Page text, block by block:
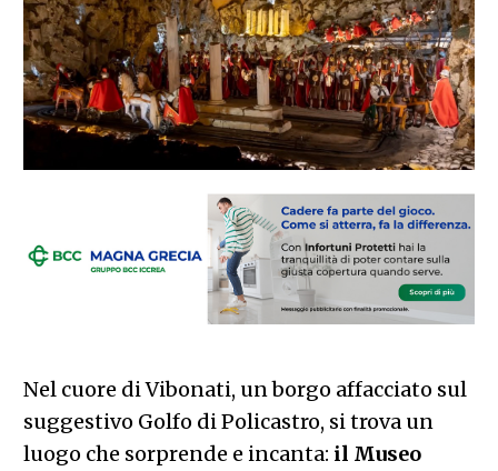
Nel cuore di Vibonati, un borgo affacciato sul
suggestivo Golfo di Policastro, si trova un
luogo che sorprende e incanta: il Museo